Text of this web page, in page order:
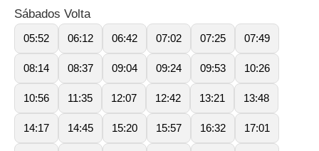
Sábados Volta
05:52 06:12 06:42 07:02 07:25 07:49
08:14 08:37 09:04 09:24 09:53 10:26
10:56 11:35 12:07 12:42 13:21 13:48
14:17 14:45 15:20 15:57 16:32 17:01